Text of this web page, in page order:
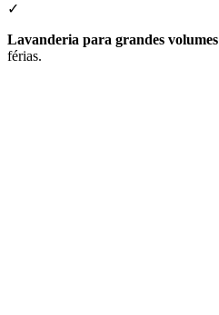
✓
Lavanderia para grandes volumes
férias.